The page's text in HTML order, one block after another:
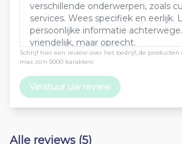
Schrijf hier een review over het bedrijf, de producten
max zo’n 5000 karakters
Verstuur uw review
Alle reviews (5)